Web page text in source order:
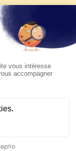
de KTO
pape Léon
sur KTO le
et
2026